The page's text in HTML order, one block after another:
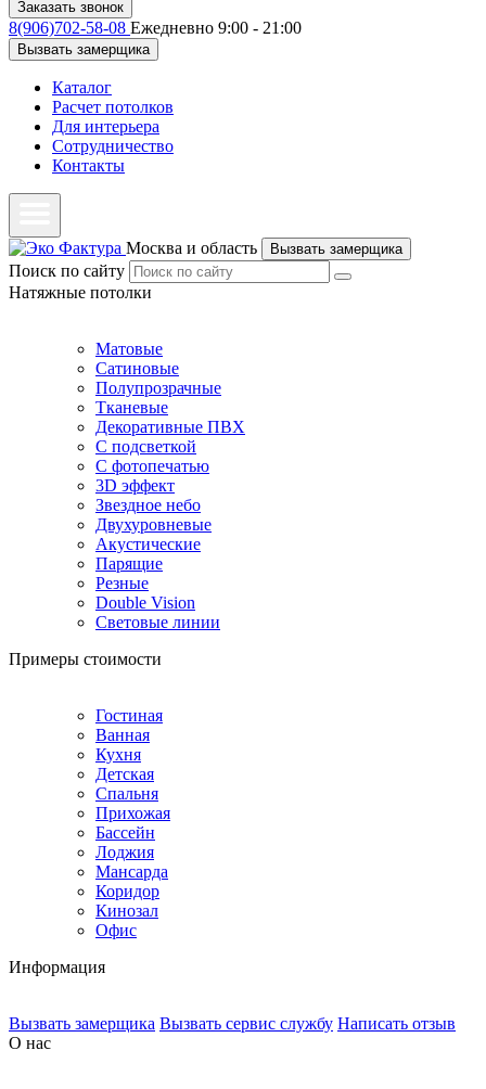
Заказать звонок
8(906)702-58-08 Ежедневно 9:00 - 21:00
Вызвать замерщика
Каталог
Расчет потолков
Для интерьера
Сотрудничество
Контакты
Москва и область Вызвать замерщика
Поиск по сайту
Натяжные потолки
Матовые
Сатиновые
Полупрозрачные
Тканевые
Декоративные ПВХ
С подсветкой
С фотопечатью
3D эффект
Звездное небо
Двухуровневые
Акустические
Парящие
Резные
Double Vision
Световые линии
Примеры стоимости
Гостиная
Ванная
Кухня
Детская
Спальня
Прихожая
Бассейн
Лоджия
Мансарда
Коридор
Кинозал
Офис
Информация
Вызвать замерщика Вызвать сервис службу Написать отзыв
О нас